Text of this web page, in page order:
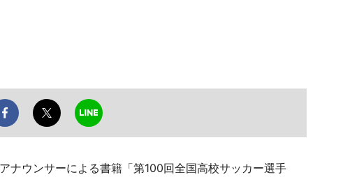
ナウンサーによる書籍「第100回全国高校サッカー選手